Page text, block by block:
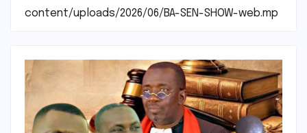
content/uploads/2026/06/BA-SEN-SHOW-web.mp